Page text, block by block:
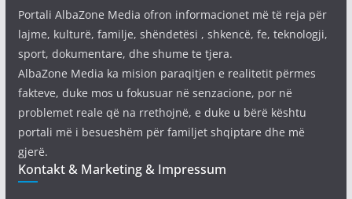
Portali AlbaZone Media ofron informacionet më të reja për
lajme, kulturë, familje, shëndetësi , shkencë, fe, teknologji,
sport, dokumentare, dhe shume te tjera.
AlbaZone Media ka mision paraqitjen e realitetit përmes
fakteve, duke mos u fokusuar në senzacione, por në
problemet reale që na rrethojnë, e duke u bërë kështu
portali më i besueshëm për familjet shqiptare dhe më
gjerë.
Kontakt & Marketing & Impressum